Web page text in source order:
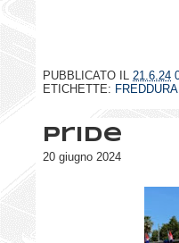
PUBBLICATO IL 21.6.24
ETICHETTE:
Pride
20 giugno 2024